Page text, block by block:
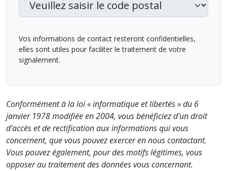
Vos informations de contact resteront confidentielles,
elles sont utiles pour faciliter le traitement de votre
signalement.
Conformément à la loi « informatique et libertés » du 6
janvier 1978 modifiée en 2004, vous bénéficiez d'un droit
d'accès et de rectification aux informations qui vous
concernent, que vous pouvez exercer en nous contactant.
Vous pouvez également, pour des motifs légitimes, vous
opposer au traitement des données vous concernant.